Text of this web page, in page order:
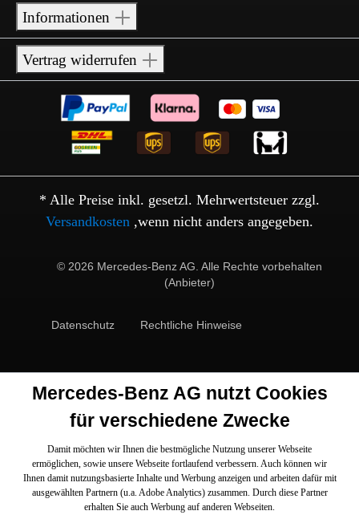
Informationen
Vertrag widerrufen
* Alle Preise inkl. gesetzl. Mehrwertsteuer zzgl.
Versandkosten ,wenn nicht anders angegeben.
© 2026 Mercedes-Benz AG. Alle Rechte vorbehalten
(Anbieter)
Datenschutz Rechtliche Hinweise
Mercedes-Benz AG nutzt Cookies
für verschiedene Zwecke
Damit möchten wir Ihnen die bestmögliche Nutzung unserer Webseite
ermöglichen, sowie unsere Webseite fortlaufend verbessern. Auch können wir
Ihnen damit nutzungsbasierte Inhalte und Werbung anzeigen und arbeiten dafür mit
ausgewählten Partnern (u.a. Adobe Analytics) zusammen. Durch diese Partner
erhalten Sie auch Werbung auf anderen Webseiten.